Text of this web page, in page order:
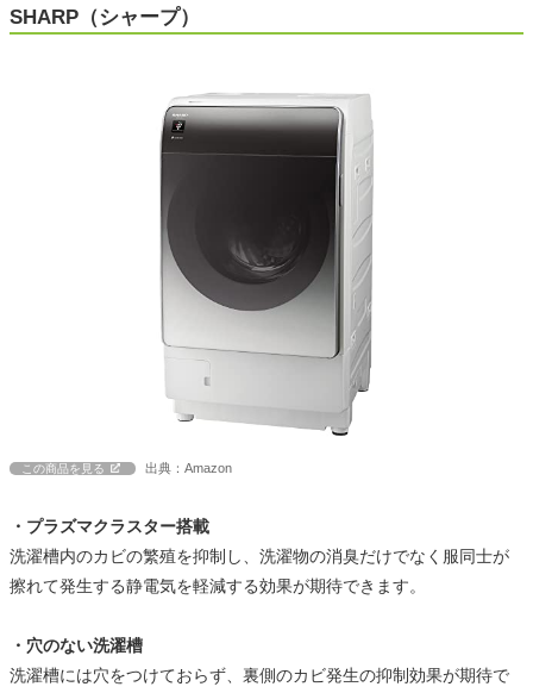
SHARP（シャープ）
この商品を見る 出典：Amazon
・プラズマクラスター搭載
洗濯槽内のカビの繁殖を抑制し、洗濯物の消臭だけでなく服同士が
擦れて発生する静電気を軽減する効果が期待できます。
・穴のない洗濯槽
洗濯槽には穴をつけておらず、裏側のカビ発生の抑制効果が期待で